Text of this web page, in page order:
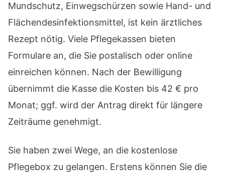
Mundschutz, Einwegschürzen sowie Hand- und
Flächendesinfektionsmittel, ist kein ärztliches
Rezept nötig. Viele Pflegekassen bieten
Formulare an, die Sie postalisch oder online
einreichen können. Nach der Bewilligung
übernimmt die Kasse die Kosten bis 42 € pro
Monat; ggf. wird der Antrag direkt für längere
Zeiträume genehmigt.
Sie haben zwei Wege, an die kostenlose
Pflegebox zu gelangen. Erstens können Sie die